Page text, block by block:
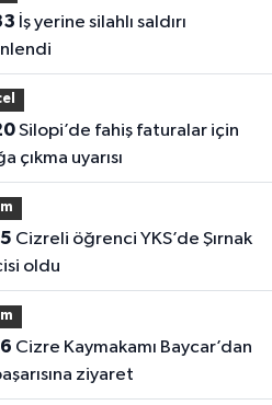
Silopi’de fahiş faturalar için
çıkma uyarısı
oldu
ziyaret